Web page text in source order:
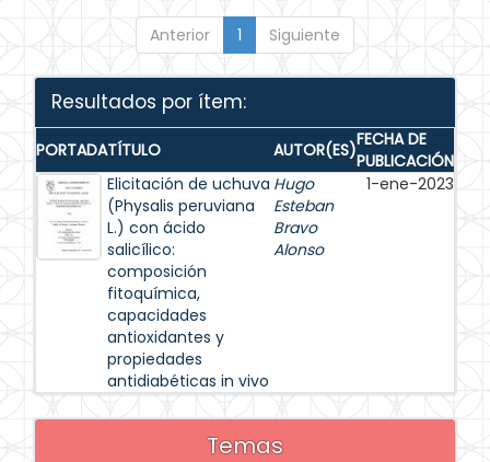
Anterior 1 Siguiente
Resultados por ítem:
PORTADATÍTULO AUTOR(ES)FECHA DE
PUBLICACIÓN
Elicitación de uchuva
(Physalis peruviana
L.) con ácido
salicílico:
composición
fitoquímica,
capacidades
antioxidantes y
propiedades
antidiabéticas in vivo
Hugo
Esteban
Bravo
Alonso
1-ene-2023
Temas